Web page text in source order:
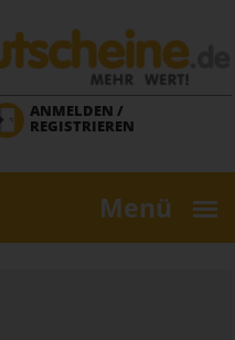
ANMELDEN /
REGISTRIEREN
Menü